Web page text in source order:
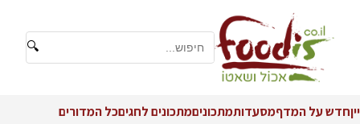
🔍
ייןחדש על המדףמסעדותמתכוניםמתכונים לחגיםכל המדורים